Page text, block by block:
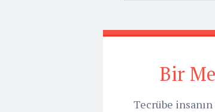
Bir
Tecrübe insanın